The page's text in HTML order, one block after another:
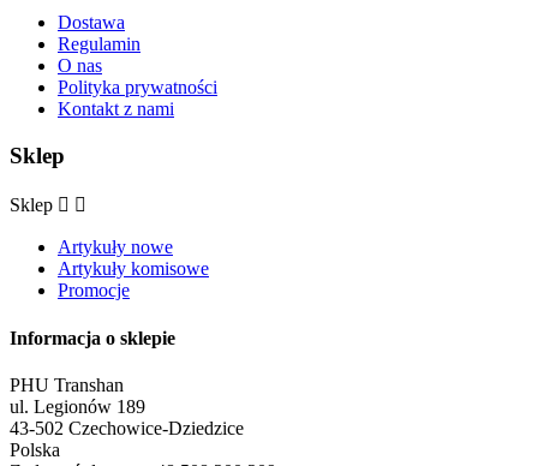
Dostawa
Regulamin
O nas
Polityka prywatności
Kontakt z nami
Sklep
Sklep  
Artykuły nowe
Artykuły komisowe
Promocje
Informacja o sklepie
PHU Transhan
ul. Legionów 189
43-502 Czechowice-Dziedzice
Polska